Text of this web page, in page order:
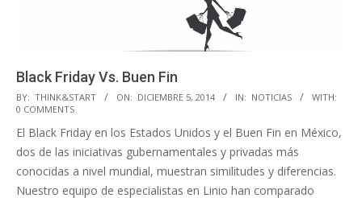
Black Friday Vs. Buen Fin
2014-
12-
05
BY: THINK&START ON: DICIEMBRE 5, 2014 IN: NOTICIAS
WITH:
0 COMMENTS
El Black Friday en los Estados Unidos y el Buen Fin en México,
dos de las iniciativas gubernamentales y privadas más
conocidas a nivel mundial, muestran similitudes y diferencias.
Nuestro equipo de especialistas en Linio han comparado